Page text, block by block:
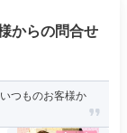
からの問合せ
つものお客様か